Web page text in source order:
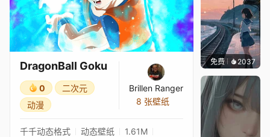
DragonBall Goku
0
二次元
动漫
Brillen Ranger
8 张壁纸
千千动态格式 动态壁纸
1.61M
免费 2037辰东